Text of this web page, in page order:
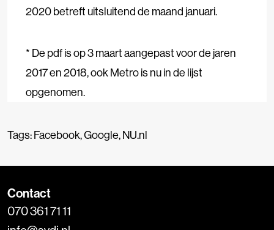
2020 betreft uitsluitend de maand januari.
* De pdf is op 3 maart aangepast voor de jaren
2017 en 2018, ook Metro is nu in de lijst
opgenomen.
Tags:Facebook,Google,NU.nl
Contact
070 361 71 11